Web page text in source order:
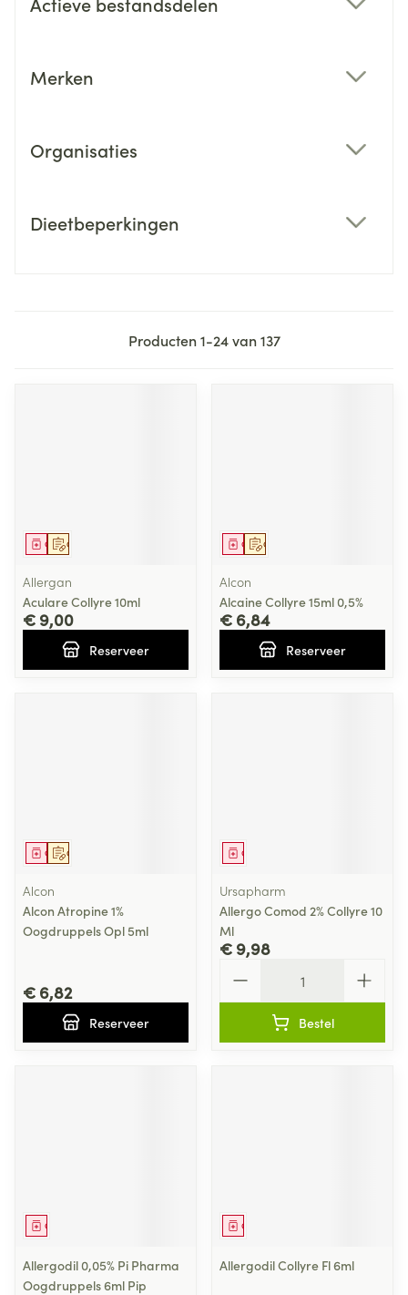
Merken
Organisaties
Dieetbeperkingen
Producten1-24van137
Op voorschrift
Geneesmiddel
Allergan
Aculare Collyre 10ml
€ 9,00
Reserveer
Op voorschrift
Geneesmiddel
Alcon
Alcaine Collyre 15ml 0,5%
€ 6,84
Reserveer
Op voorschrift
Geneesmiddel
Alcon
Alcon Atropine 1%
Oogdruppels Opl 5ml
€ 6,82
Reserveer
Geneesmiddel
Ursapharm
Allergo Comod 2% Collyre 10
Ml
€ 9,98
Bestel
Geneesmiddel
Allergodil 0,05% Pi Pharma
Oogdruppels 6ml Pip
Geneesmiddel
Allergodil Collyre Fl 6ml